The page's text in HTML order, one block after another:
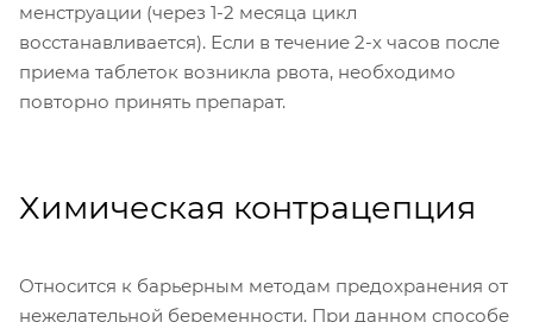
менструации (через 1-2 месяца цикл
восстанавливается). Если в течение 2-х часов после
приема таблеток возникла рвота, необходимо
повторно принять препарат.
Химическая контрацепция
Относится к барьерным методам предохранения от
нежелательной беременности. При данном способе